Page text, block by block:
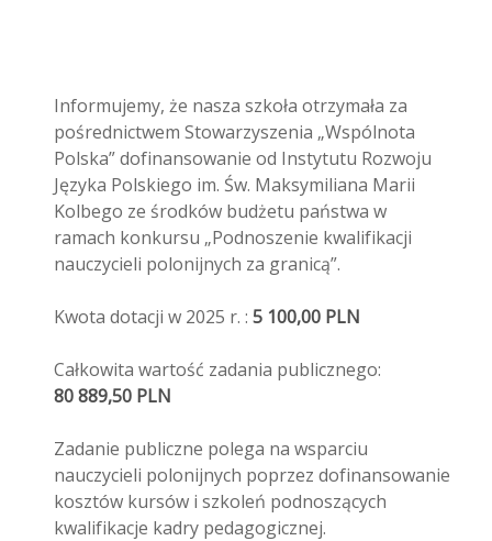
Informujemy, że nasza szkoła otrzymała za
pośrednictwem Stowarzyszenia „Wspólnota
Polska” dofinansowanie od Instytutu Rozwoju
Języka Polskiego im. Św. Maksymiliana Marii
Kolbego ze środków budżetu państwa w
ramach konkursu „Podnoszenie kwalifikacji
nauczycieli polonijnych za granicą”.
Kwota dotacji w 2025 r. : 5 100,00 PLN
Całkowita wartość zadania publicznego:
80 889,50 PLN
Zadanie publiczne polega na wsparciu
nauczycieli polonijnych poprzez dofinansowanie
kosztów kursów i szkoleń podnoszących
kwalifikacje kadry pedagogicznej.